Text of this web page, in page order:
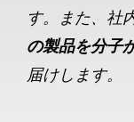
す。また、社
の製品を分子
届けします。